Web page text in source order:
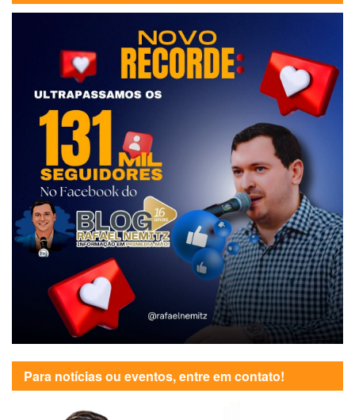
Para notícias ou eventos, entre em contato!